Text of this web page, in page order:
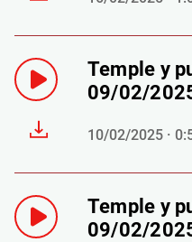
Temple y
09/02/
10/02/2025 ·
Temple y
09/02/